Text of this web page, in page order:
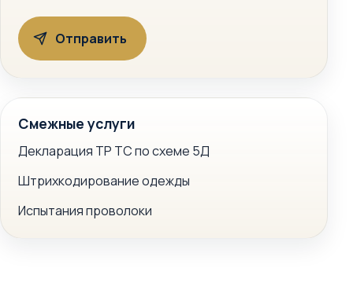
Смежные услуги
Декларация ТР ТС по схеме 5Д
Штрихкодирование одежды
Испытания проволоки